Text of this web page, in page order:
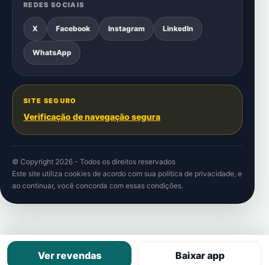
REDES SOCIAIS
X Facebook Instagram LinkedIn
WhatsApp
SITE SEGURO
Verificação de navegação segura
© Copyright 2026 - Todos os direitos reservados
Este site utiliza cookies de acordo com sua política de privacidade, e
ao continuar, você concorda com essas condições.
Ver revendas Baixar app